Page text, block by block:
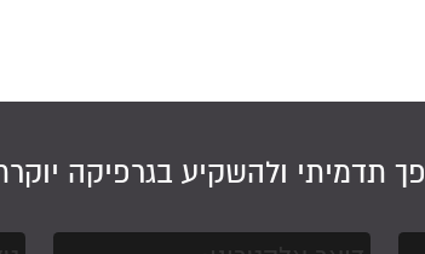
תדמיתי ולהשקיע בגרפיקה